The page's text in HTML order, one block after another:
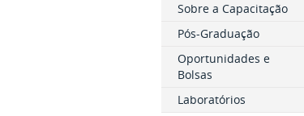
Sobre a Capacitação
Pós-Graduação
Oportunidades e
Bolsas
Laboratórios